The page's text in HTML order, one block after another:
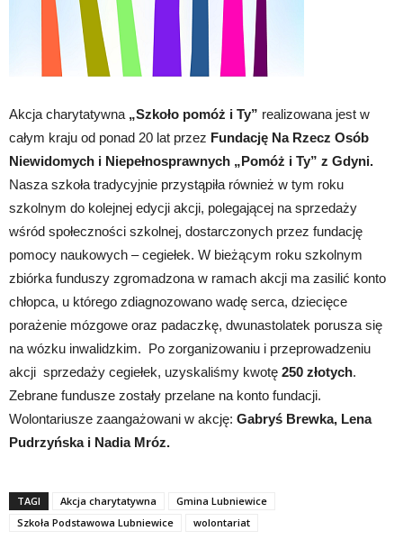
Akcja charytatywna „Szkoło pomóż i Ty” realizowana jest w
całym kraju od ponad 20 lat przez Fundację Na Rzecz Osób
Niewidomych i Niepełnosprawnych „Pomóż i Ty” z Gdyni.
Nasza szkoła tradycyjnie przystąpiła również w tym roku
szkolnym do kolejnej edycji akcji, polegającej na sprzedaży
wśród społeczności szkolnej, dostarczonych przez fundację
pomocy naukowych – cegiełek. W bieżącym roku szkolnym
zbiórka funduszy zgromadzona w ramach akcji ma zasilić konto
chłopca, u którego zdiagnozowano wadę serca, dziecięce
porażenie mózgowe oraz padaczkę, dwunastolatek porusza się
na wózku inwalidzkim. Po zorganizowaniu i przeprowadzeniu
akcji sprzedaży cegiełek, uzyskaliśmy kwotę 250 złotych.
Zebrane fundusze zostały przelane na konto fundacji.
Wolontariusze zaangażowani w akcję: Gabryś Brewka, Lena
Pudrzyńska i Nadia Mróz.
TAGI Akcja charytatywna
Gmina Lubniewice
Szkoła Podstawowa Lubniewice
wolontariat